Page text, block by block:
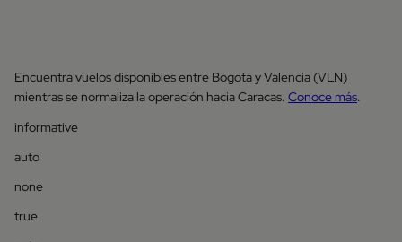
Encuentra vuelos disponibles entre Bogotá y Valencia (VLN)
mientras se normaliza la operación hacia Caracas. Conoce más.
informative
auto
none
true